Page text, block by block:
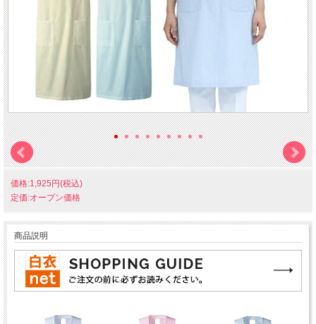
価格:1,925円(税込)
定価:オープン価格
商品説明